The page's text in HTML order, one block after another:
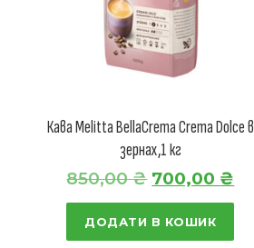
Кава Melitta BellaCrema Crema Dolce в
зернах,1 кг
850,00₴ О
р
и
700,00 ₴
о
т
ДОДАТИ В КОШИК